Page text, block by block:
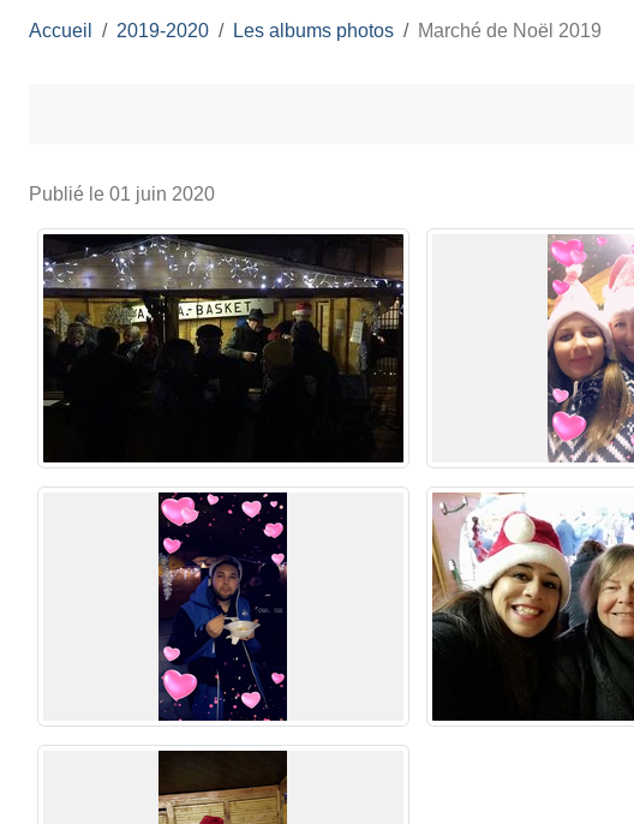
Accueil 2019-2020 Les albums photos Marché de Noël 2019
Publié le 01 juin 2020